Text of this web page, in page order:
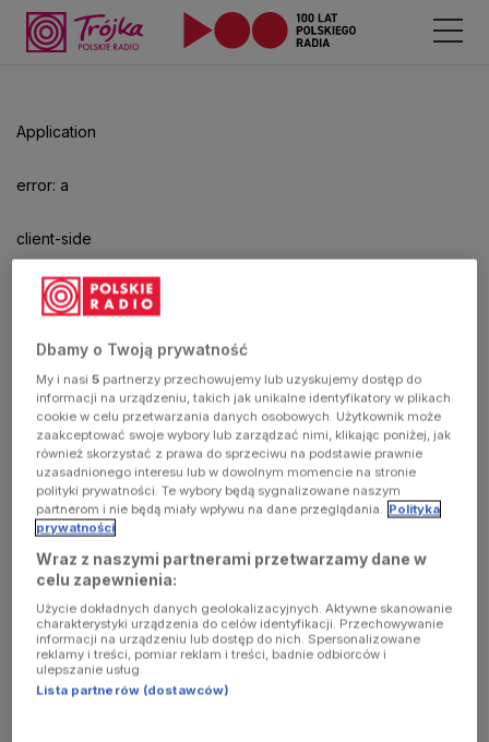
Application
error: a
client-side
exception
has
occurred
(see the
browser
console for
more
information)
aby
odtwarzać.
Dbamy o Twoją prywatność
My i nasi5 partnerzy przechowujemy lub uzyskujemy dostęp do
informacji na urządzeniu, takich jak unikalne identyfikatory w plikach
cookie w celu przetwarzania danych osobowych. Użytkownik może
zaakceptować swoje wybory lub zarządzać nimi, klikając poniżej, jak
również skorzystać z prawa do sprzeciwu na podstawie prawnie
uzasadnionego interesu lub w dowolnym momencie na stronie
polityki prywatności. Te wybory będą sygnalizowane naszym
partnerom i nie będą miały wpływu na dane przeglądania. Polityka
prywatności
Wraz z naszymi partnerami przetwarzamy dane w
celu zapewnienia:
Użycie dokładnych danych geolokalizacyjnych. Aktywne skanowanie
charakterystyki urządzenia do celów identyfikacji. Przechowywanie
informacji na urządzeniu lub dostęp do nich. Spersonalizowane
reklamy i treści, pomiar reklam i treści, badnie odbiorców i
ulepszanie usług.
Lista partnerów (dostawców)